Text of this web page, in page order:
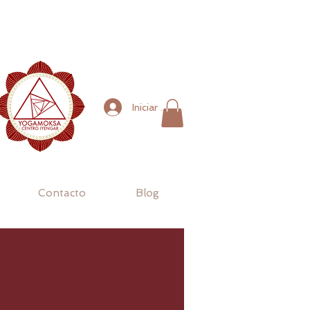
Iniciar sesión
Contacto Blog